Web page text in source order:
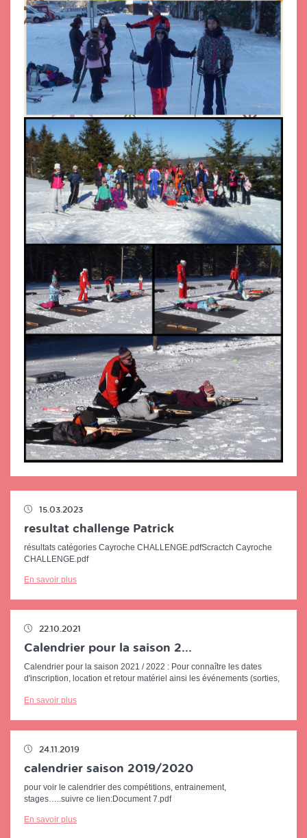
15.03.2023
resultat challenge Patrick
résultats catégories Cayroche CHALLENGE.pdfScractch Cayroche
CHALLENGE.pdf
En savoir plus
22.10.2021
Calendrier pour la saison 2...
Calendrier pour la saison 2021 / 2022 : Pour connaître les dates
d'inscription, location et retour matériel ainsi les événements (sorties,
En savoir plus
24.11.2019
calendrier saison 2019/2020
pour voir le calendrier des compétitions, entrainement,
stages…..suivre ce lien:Document 7.pdf
En savoir plus